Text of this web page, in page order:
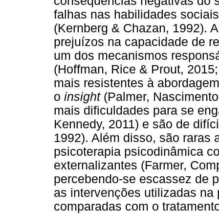
falhas nas habilidades
(Kernberg & Chazan, 1992).
prejuízos na capacidade de
um dos mecanismos
(Hoffman, Rice & Prout,
mais resistentes à
o insight(Palmer,
mais dificuldades para se
Kennedy, 2011) e são de
1992). Além disso, são raras
psicoterapia psicodinâmica
externalizantes (Farmer,
percebendo-se escassez de
as intervenções utilizadas
comparadas com o